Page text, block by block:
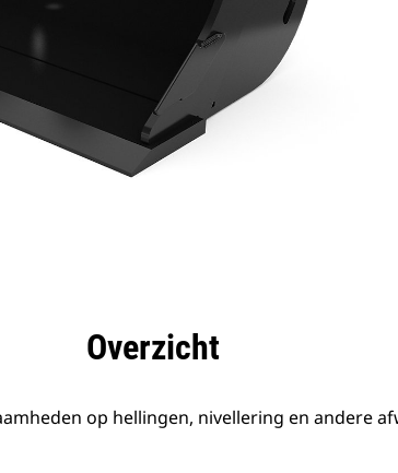
Overzicht
op hellingen, nivellering en andere